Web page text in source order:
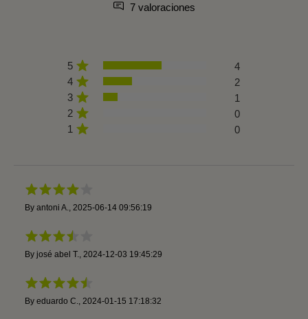
7 valoraciones
5
4
4
2
3
1
2
0
1
0
By antoni A. 2025-06-14 09:56:19
By josé abel T. 2024-12-03 19:45:29
By eduardo C. 2024-01-15 17:18:32